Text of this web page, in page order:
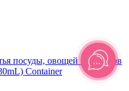
посуды, овощей и фруктов
Container